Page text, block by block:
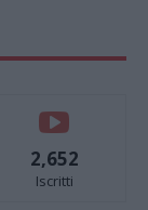
2,652
Iscritti